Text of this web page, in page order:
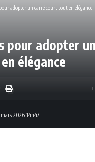
pour adopter un carré court tout en élégance
pour adopter
élégance
2026 14h47